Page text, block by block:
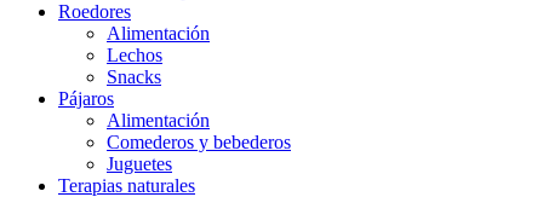
Roedores
Alimentación
Lechos
Snacks
Pájaros
Alimentación
Comederos y bebederos
Juguetes
Terapias naturales